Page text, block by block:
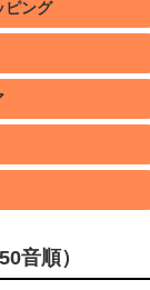
ピング
音順）